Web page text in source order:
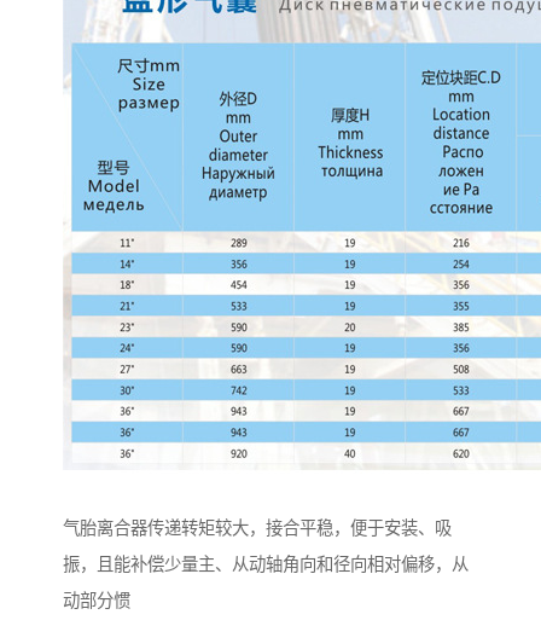
气胎离合器传递转矩较大，接合平稳，便于安装、吸
振，且能补偿少量主、从动轴角向和径向相对偏移，从
动部分惯